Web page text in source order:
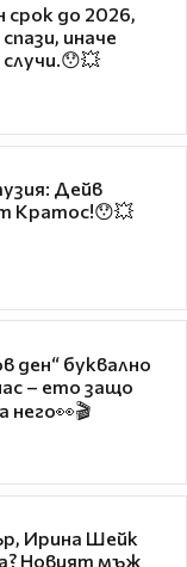
срок до 2026,
иначе
Дейв
Кратос!😯💥
ден“ буквално
– ето защо
него👀🎬
Ирина Шейк
Новият мъж